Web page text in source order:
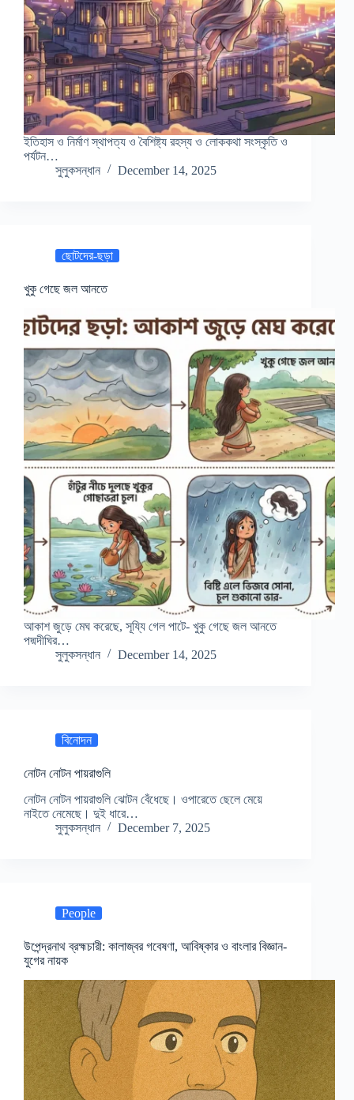
ইতিহাস ও নির্মাণ স্থাপত্য ও বৈশিষ্ট্য রহস্য ও লোককথা সংস্কৃতি ও
পর্যটন…
সুলুকসন্ধান
December 14, 2025
ছোটদের-ছড়া
খুকু গেছে জল আনতে
আকাশ জুড়ে মেঘ করেছে, সূয্যি গেল পাটে- খুকু গেছে জল আনতে
পদ্মদীঘির…
সুলুকসন্ধান
December 14, 2025
বিনোদন
নোটন নোটন পায়রাগুলি
নোটন নোটন পায়রাগুলি ঝোটন বেঁধেছে। ওপারেতে ছেলে মেয়ে
নাইতে নেমেছে। দুই ধারে…
সুলুকসন্ধান
December 7, 2025
People
উপেন্দ্রনাথ ব্রহ্মচারী: কালাজ্বর গবেষণা, আবিষ্কার ও বাংলার বিজ্ঞান-
যুগের নায়ক